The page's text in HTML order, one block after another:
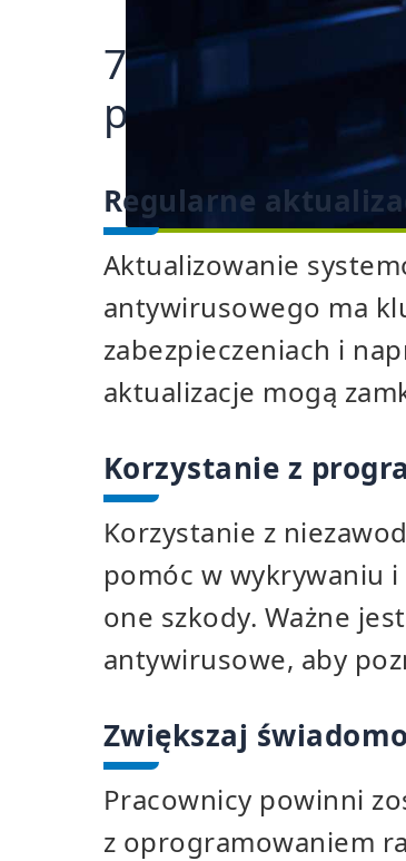
przeciwko
Regularne
Aktualizowanie
antywirusowego ma
zabezpieczeniach i
aktualizacje mogą
Korzystanie z
Korzystanie z
pomóc w wykrywaniu
one szkody. Ważne
antywirusowe, aby
Zwiększaj
Pracownicy powinni
z oprogramowaniem